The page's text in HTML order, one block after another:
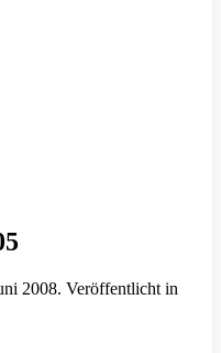
2008. Veröffentlicht in